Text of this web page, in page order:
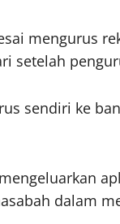
mengurus
setelah
sendiri ke
dalam